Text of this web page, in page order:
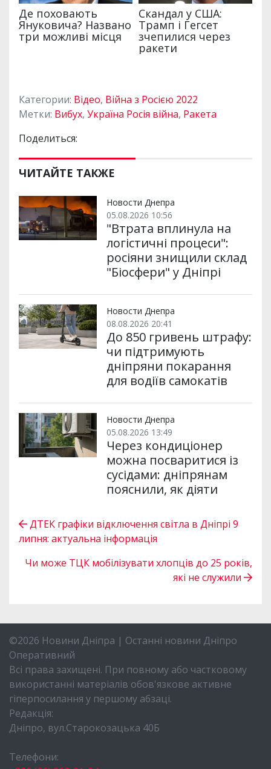
Категории: Відео, Війна з Росією 2022
Метки: Вибух, Україна Росія війна, Ракета
Поделиться:
ЧИТАЙТЕ ТАКЖЕ
Новости Днепра
05.08.2026 10:56
"Втрата вплинула на
логістичні процеси":
росіяни знищили склад
"Біосфери" у Дніпрі
Новости Днепра
08.08.2026 20:41
До 850 гривень штрафу:
чи підтримують
дніпряни покарання
для водіїв самокатів
Новости Днепра
05.08.2026 13:49
Через кондиціонер
можна посваритися із
сусідами: дніпрянам
пояснили, як діяти
ДТЕК графіки відключення світла в Дніпрі 9
липня: актуальна інформація
Чи може ТЦК мобілізувати хлопців до 25 років,
які не служили
©2026 Новини Дніпра | Останні новини Дніпро
Оперативний
Всі права захищені. При повному або частковому
використанні матеріалів обов'язкове активне
гіперпосилання у першому абзаці.
Редакція:
Дніпро, вул.Старокозацька 40Б
Телефони: